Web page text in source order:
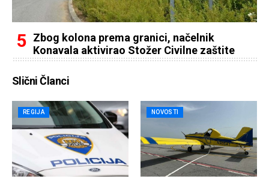
Zbog kolona prema granici, načelnik
Konavala aktivirao Stožer Civilne zaštite
Slični Članci
REGIJA NOVOSTI